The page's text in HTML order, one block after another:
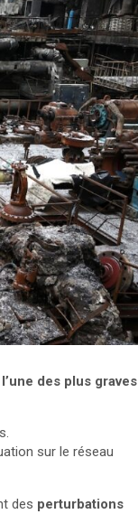
des plus graves
sur le réseau
des perturbations